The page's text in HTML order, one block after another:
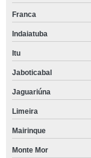
Franca
Indaiatuba
Itu
Jaboticabal
Jaguariúna
Limeira
Mairinque
Monte Mor